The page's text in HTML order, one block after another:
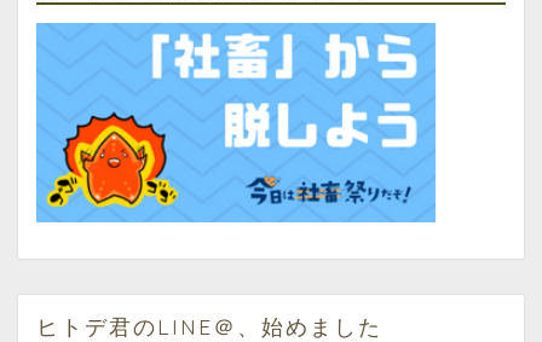
ヒトデ君のLINE＠、始めました